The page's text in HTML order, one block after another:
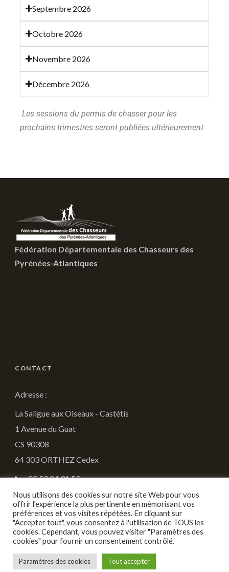
Septembre 2026
Octobre 2026
Novembre 2026
Décembre 2026
Les sessions du permis de chasser pour les
prochains trimestres seront publiées ultérieurement
Fédération Départementale des Chasseurs des
Pyrénées-Atlantiques
CONTACT
Adresse :
La Saligue aux Oiseaux - Castétis
1 Avenue du Guat
CS 90308
64 303 ORTHEZ Cedex
05.59.84.31.55
fdc64@chasseurdefrance.com
Copyright 2022 Zk.digital, tous droits réservés -
Nous utilisons des cookies sur notre site Web pour vous
offrir l'expérience la plus pertinente en mémorisant vos
préférences et vos visites répétées. En cliquant sur
"Accepter tout", vous consentez à l'utilisation de TOUS les
cookies. Cependant, vous pouvez visiter "Paramètres des
cookies" pour fournir un consentement contrôlé.
Paramètres des cookies Tout accepter